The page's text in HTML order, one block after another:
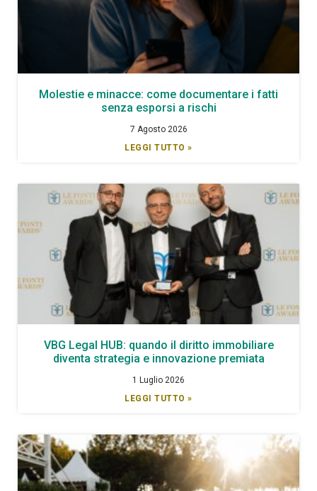
Molestie e minacce: come documentare i fatti
senza esporsi a rischi
7 Agosto 2026
LEGGI TUTTO »
VBG Legal HUB: quando il diritto immobiliare
diventa strategia e innovazione premiata
1 Luglio 2026
LEGGI TUTTO »